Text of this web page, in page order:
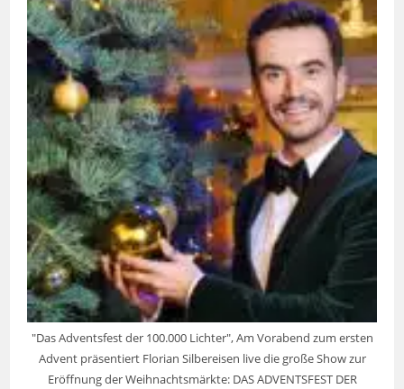
"Das Adventsfest der 100.000 Lichter", Am Vorabend zum ersten
Advent präsentiert Florian Silbereisen live die große Show zur
Eröffnung der Weihnachtsmärkte: DAS ADVENTSFEST DER